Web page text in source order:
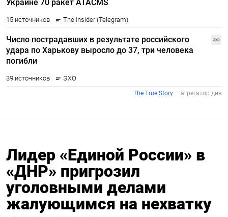
Лидер «Единой России» в
«ДНР» пригрозил
уголовными делами
жалующимся на нехватку